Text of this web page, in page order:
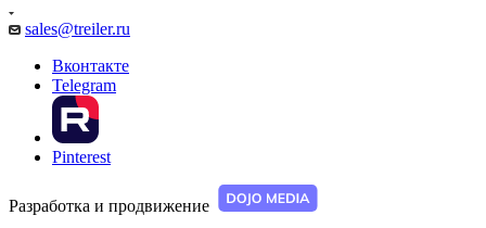
sales@treiler.ru
Вконтакте
Telegram
Pinterest
Разработка и продвижение